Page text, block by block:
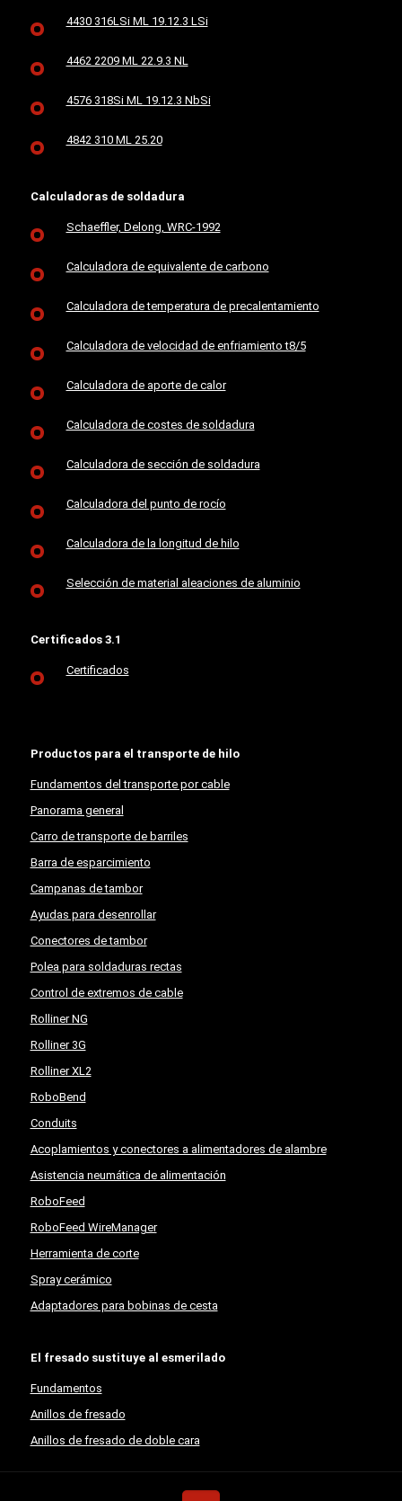
4430 316LSi ML 19.12.3 LSi
4462 2209 ML 22.9.3 NL
4576 318Si ML 19.12.3 NbSi
4842 310 ML 25.20
Calculadoras de soldadura
Schaeffler, Delong, WRC-1992
Calculadora de equivalente de carbono
Calculadora de temperatura de precalentamiento
Calculadora de velocidad de enfriamiento t8/5
Calculadora de aporte de calor
Calculadora de costes de soldadura
Calculadora de sección de soldadura
Calculadora del punto de rocío
Calculadora de la longitud de hilo
Selección de material aleaciones de aluminio
Certificados 3.1
Certificados
Productos para el transporte de hilo
Fundamentos del transporte por cable
Panorama general
Carro de transporte de barriles
Barra de esparcimiento
Campanas de tambor
Ayudas para desenrollar
Conectores de tambor
Polea para soldaduras rectas
Control de extremos de cable
Rolliner NG
Rolliner 3G
Rolliner XL2
RoboBend
Conduits
Acoplamientos y conectores a alimentadores de alambre
Asistencia neumática de alimentación
RoboFeed
RoboFeed WireManager
Herramienta de corte
Spray cerámico
Adaptadores para bobinas de cesta
El fresado sustituye al esmerilado
Fundamentos
Anillos de fresado
Anillos de fresado de doble cara